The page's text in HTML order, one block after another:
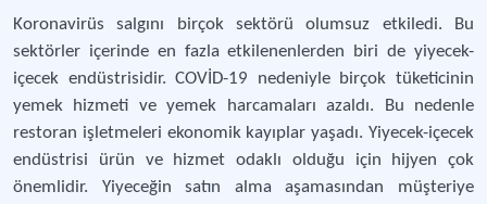
Koronavirüs salgını birçok sektörü olumsuz etkiledi. Bu
sektörler içerinde en fazla etkilenenlerden biri de yiyecek-
içecek endüstrisidir. COVİD-19 nedeniyle birçok tüketicinin
yemek hizmeti ve yemek harcamaları azaldı. Bu nedenle
restoran işletmeleri ekonomik kayıplar yaşadı. Yiyecek-içecek
endüstrisi ürün ve hizmet odaklı olduğu için hijyen çok
önemlidir. Yiyeceğin satın alma aşamasından müşteriye